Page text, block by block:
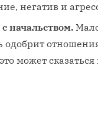
негатив и
начальством.
одобрит
может сказаться